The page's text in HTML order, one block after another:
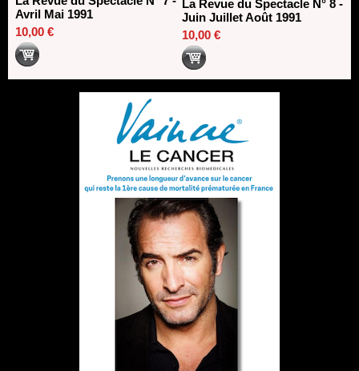
Avril Mai 1991
10,00 €
La Revue du Spectacle N° 8 -
Juin Juillet Août 1991
10,00 €